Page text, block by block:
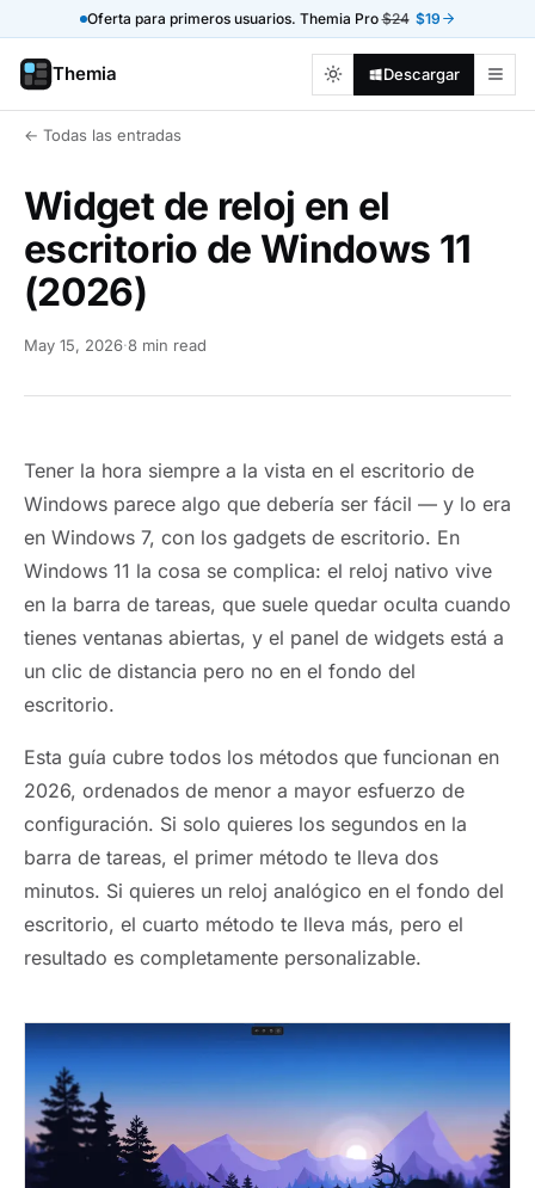
Oferta para primeros usuarios. Themia Pro$24 $19
Themia Descargar
← Todas las entradas
Widget de reloj en el
escritorio de Windows 11
(2026)
May 15, 2026·8 min read
Tener la hora siempre a la vista en el escritorio de
Windows parece algo que debería ser fácil — y lo era
en Windows 7, con los gadgets de escritorio. En
Windows 11 la cosa se complica: el reloj nativo vive
en la barra de tareas, que suele quedar oculta cuando
tienes ventanas abiertas, y el panel de widgets está a
un clic de distancia pero no en el fondo del
escritorio.
Esta guía cubre todos los métodos que funcionan en
2026, ordenados de menor a mayor esfuerzo de
configuración. Si solo quieres los segundos en la
barra de tareas, el primer método te lleva dos
minutos. Si quieres un reloj analógico en el fondo del
escritorio, el cuarto método te lleva más, pero el
resultado es completamente personalizable.